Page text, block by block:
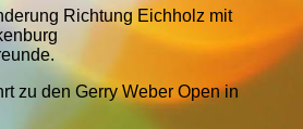
Richtung Eichholz mit
zu den Gerry Weber Open in